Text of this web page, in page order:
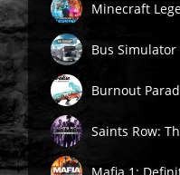
Minecraft
Bus Simulator
Burnout
Saints Row:
Mafia 1: